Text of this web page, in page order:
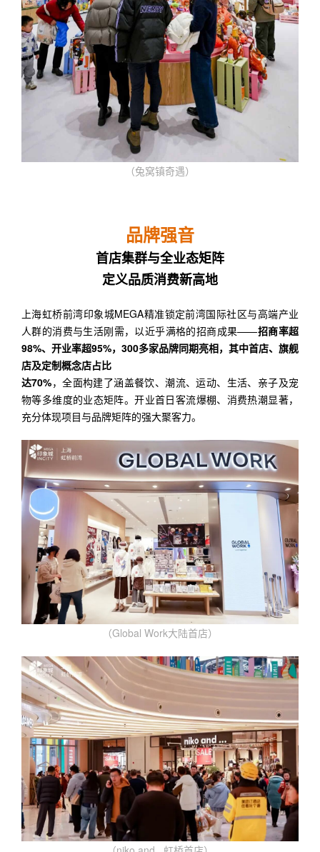
（兔窝镇奇遇）
品牌强音
首店集群与全业态矩阵
定义品质消费新高地
上海虹桥前湾印象城MEGA精准锁定前湾国际社区与高端产业
人群的消费与生活刚需，以近乎满格的招商成果——招商率超
98%、开业率超95%，300多家品牌同期亮相，其中首店、旗舰
店及定制概念店占比
达70%，全面构建了涵盖餐饮、潮流、运动、生活、亲子及宠
物等多维度的业态矩阵。开业首日客流爆棚、消费热潮显著，
充分体现项目与品牌矩阵的强大聚客力。
（Global Work大陆首店）